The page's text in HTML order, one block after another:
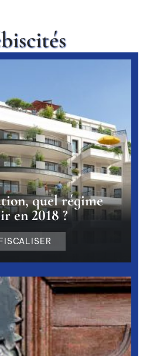
quel régime
en 2018 ?